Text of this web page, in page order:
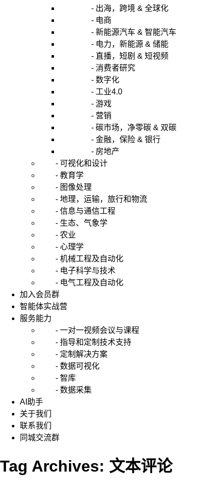
- 出海，跨境 & 全球化
- 电商
- 新能源汽车 & 智能汽车
- 电力，新能源 & 储能
- 直播，短剧 & 短视频
- 消费者研究
- 数字化
- 工业4.0
- 游戏
- 营销
- 碳市场，净零碳 & 双碳
- 金融，保险 & 银行
- 房地产
- 可视化和设计
- 教育学
- 图像处理
- 地理，运输，旅行和物流
- 信息与通信工程
- 生态、气象学
- 农业
- 心理学
- 机械工程及自动化
- 电子科学与技术
- 电气工程及自动化
加入会员群
智能体实战营
服务能力
- 一对一视频会议与课程
- 指导和定制技术支持
- 定制解决方案
- 数据可视化
- 智库
- 数据采集
AI助手
关于我们
联系我们
同城交流群
Tag Archives: 文本评论